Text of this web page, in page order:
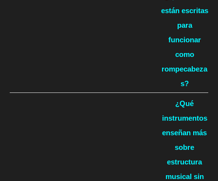
están escritas
para
funcionar
como
rompecabeza
s?
¿Qué
instrumentos
enseñan más
sobre
estructura
musical sin